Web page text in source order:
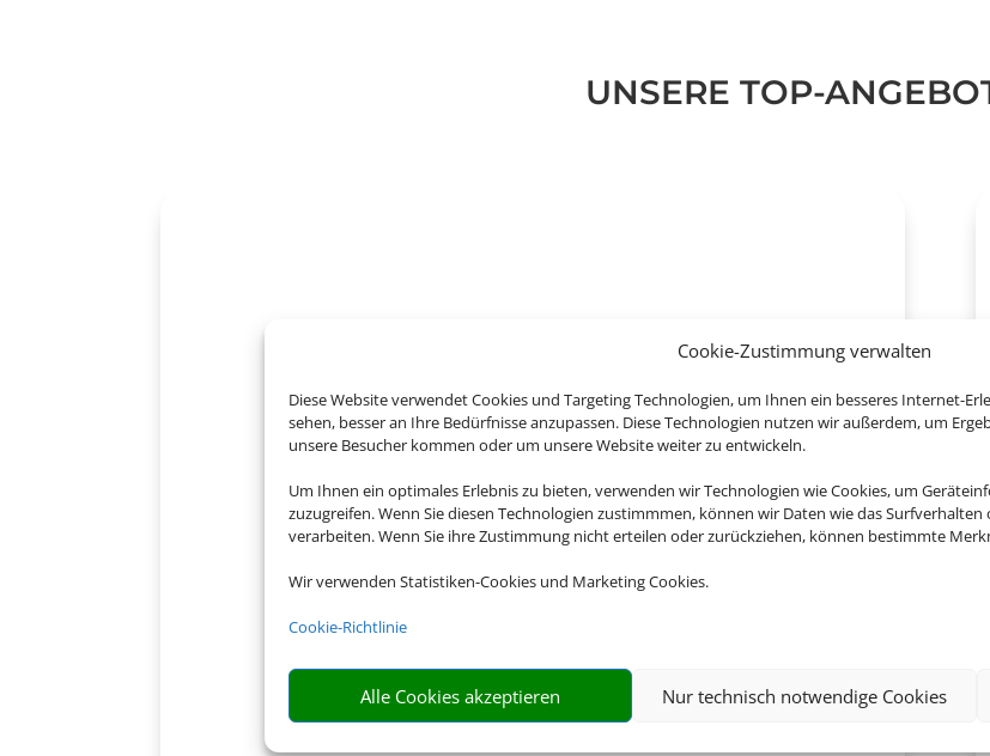
Cookie-Zustimmung verwalten
Diese Website verwendet Cookies und Targeting Technologien, um Ihnen ein besseres Internet-
sehen, besser an Ihre Bedürfnisse anzupassen. Diese Technologien nutzen wir außerdem, um
unsere Besucher kommen oder um unsere Website weiter zu entwickeln.
Um Ihnen ein optimales Erlebnis zu bieten, verwenden wir Technologien wie Cookies, um
zuzugreifen. Wenn Sie diesen Technologien zustimmmen, können wir Daten wie das
verarbeiten. Wenn Sie ihre Zustimmung nicht erteilen oder zurückziehen, können bestimmte
Wir verwenden Statistiken-Cookies und Marketing Cookies.
Cookie-Richtlinie
Alle Cookies akzeptieren Nur technisch notwendige Cookies
UNSERE TOP-